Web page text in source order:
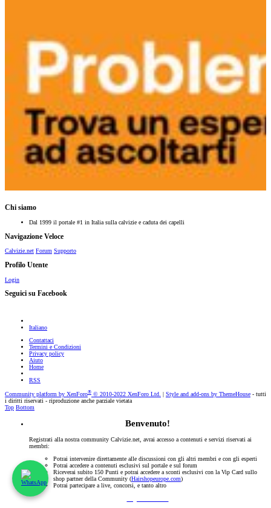
Chi siamo
Dal 1999 il portale #1 in Italia sulla calvizie e caduta dei capelli
Navigazione Veloce
Calvizie.net Forum Supporto
Profilo Utente
Login
Seguici su Facebook
Italiano
Contattaci
Termini e Condizioni
Privacy policy
Aiuto
Home
RSS
Community platform by XenForo® © 2010-2022 XenForo Ltd. Style and add-ons by ThemeHouse - tutti
i diritti riservati - riproduzione anche parziale vietata
Top Bottom
Benvenuto!
Registrati alla nostra community Calvizie.net, avrai accesso a contenuti e servizi riservati ai
membri:
Potrai intervenire direttamente alle discussioni con gli altri membri e con gli esperti
Potrai accedere a contenuti esclusivi sul portale e sul forum
Riceverai subito 150 Punti e potrai accedere a sconti esclusivi con la Vip Card sullo
shop partner della Community (Hairshopeurope.com)
Potrai partecipare a live, concorsi, e tanto altro